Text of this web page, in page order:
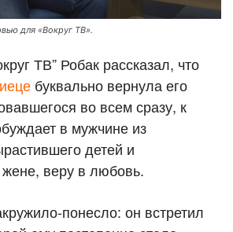
для «Вокруг ТВ».
ТВ” Робак рассказал, что
буквально вернула его
во всем сразу, к
в мужчине из
детей и
веру в любовь.
понесло: он встретил